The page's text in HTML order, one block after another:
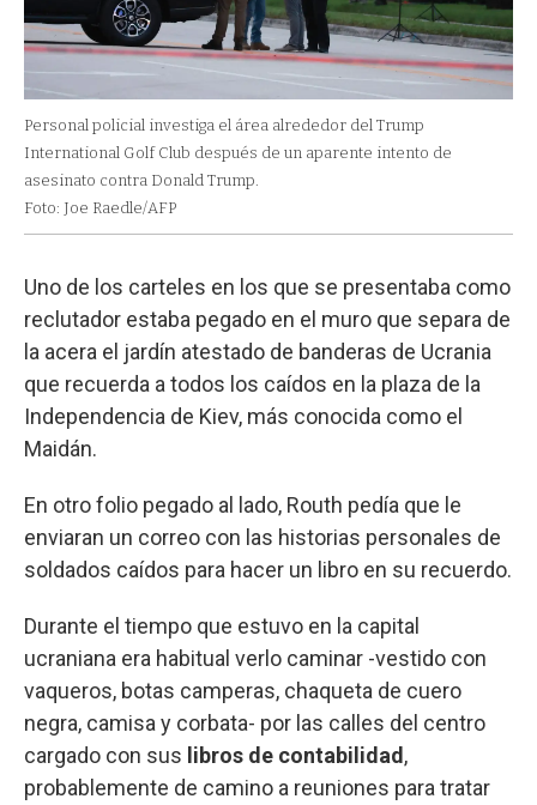
Personal policial investiga el área alrededor del Trump
International Golf Club después de un aparente intento de
asesinato contra Donald Trump.
Foto: Joe Raedle/AFP
Uno de los carteles en los que se presentaba como
reclutador estaba pegado en el muro que separa de
la acera el jardín atestado de banderas de Ucrania
que recuerda a todos los caídos en la plaza de la
Independencia de Kiev, más conocida como el
Maidán.
En otro folio pegado al lado, Routh pedía que le
enviaran un correo con las historias personales de
soldados caídos para hacer un libro en su recuerdo.
Durante el tiempo que estuvo en la capital
ucraniana era habitual verlo caminar -vestido con
vaqueros, botas camperas, chaqueta de cuero
negra, camisa y corbata- por las calles del centro
cargado con sus libros de contabilidad ,
probablemente de camino a reuniones para tratar